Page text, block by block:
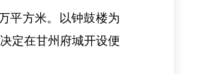
平方米。以钟鼓楼为
定在甘州府城开设便